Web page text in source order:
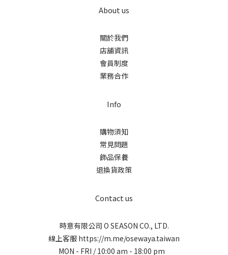
About us
關於我們
店舖資訊
會員制度
業務合作
Info
購物須知
常見問題
飾品保養
退換貨政策
Contact us
時意有限公司 O SEASON CO., LTD.
線上客服 https://m.me/osewaya.taiwan
MON - FRI / 10:00 am - 18:00 pm